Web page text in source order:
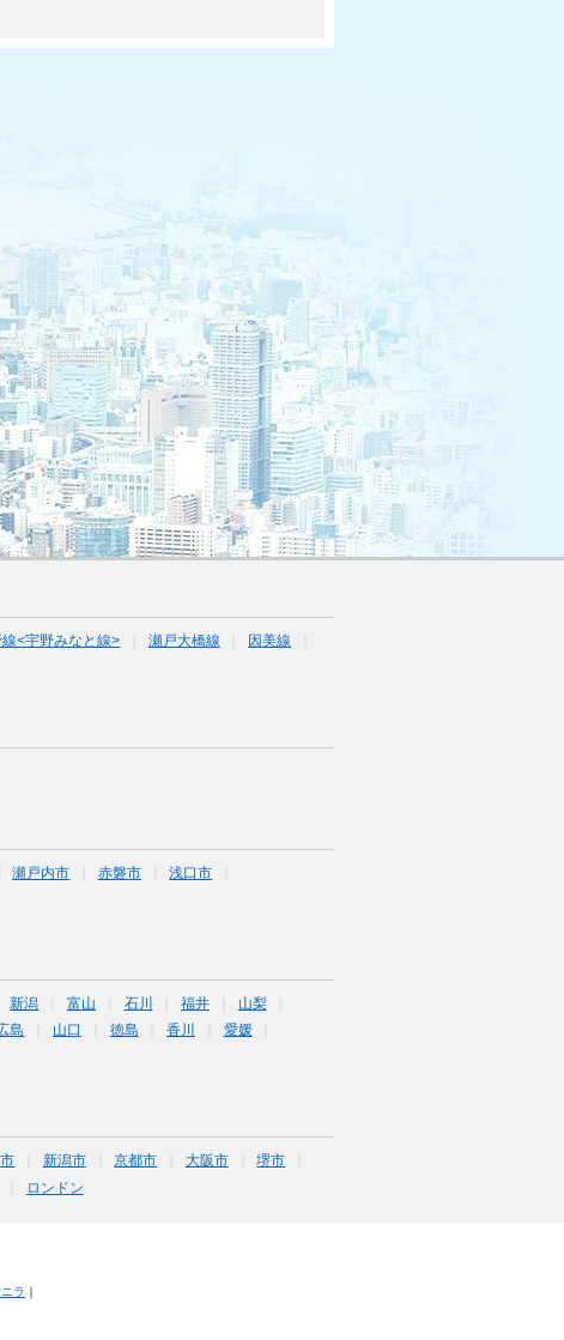
線<宇野みなと線> 瀬戸大橋線
因美線
瀬戸内市 赤磐市
浅口市
新潟 富山 石川 福井
山梨
島 山口 徳島 香川
愛媛
新潟市 京都市 大阪市
堺市
ロンドン
ラ ｜